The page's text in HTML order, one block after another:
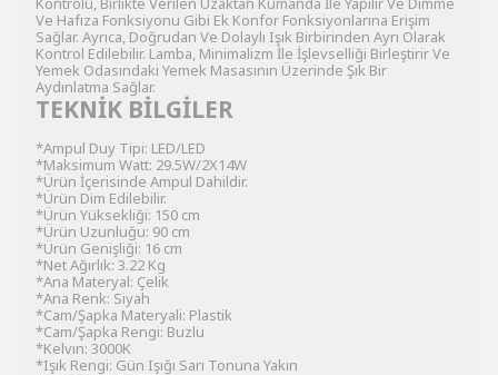
Ve Hafıza Fonksiyonu Gibi Ek Konfor Fonksiyonlarına Erişim
Sağlar. Ayrıca, Doğrudan Ve Dolaylı Işık Birbirinden Ayrı Olarak
Kontrol Edilebilir. Lamba, Minimalizm İle İşlevselliği Birleştirir Ve
Yemek Odasındaki Yemek Masasının Üzerinde Şık Bir
Aydınlatma Sağlar.
TEKNİK BİLGİLER
*Ampul Duy Tipi: LED/LED
*Maksimum Watt: 29.5W/2X14W
*Ürün İçerisinde Ampul Dahildir.
*Ürün Dim Edilebilir.
*Ürün Yüksekliği: 150 cm
*Ürün Uzunluğu: 90 cm
*Ürün Genişliği: 16 cm
*Net Ağırlık: 3.22 Kg
*Ana Materyal: Çelik
*Ana Renk: Siyah
*Cam/Şapka Materyali: Plastik
*Cam/Şapka Rengi: Buzlu
*Kelvın: 3000K
*Işık Rengi: Gün Işığı Sarı Tonuna Yakın